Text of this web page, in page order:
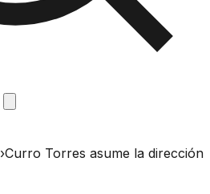
›Curro Torres asume la dirección